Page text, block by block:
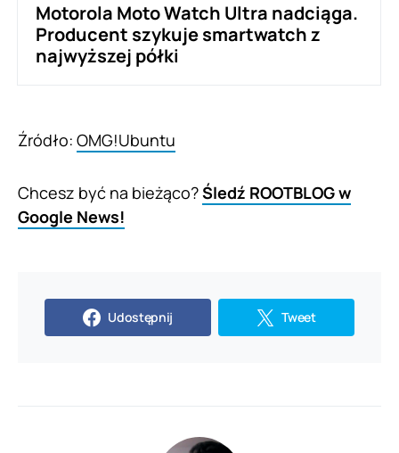
Motorola Moto Watch Ultra nadciąga.
Producent szykuje smartwatch z
najwyższej półki
Źródło: OMG!Ubuntu
Chcesz być na bieżąco?Śledź ROOTBLOG w
Google News!
Udostępnij Tweet